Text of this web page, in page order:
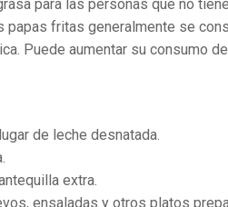
para las personas que no
papas fritas generalmente se
Puede aumentar su consumo
de leche desnatada.
extra.
ensaladas y otros platos